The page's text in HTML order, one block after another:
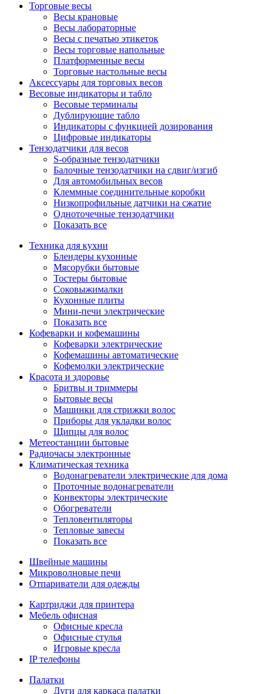
Торговые весы
Весы крановые
Весы лабораторные
Весы с печатью этикеток
Весы торговые напольные
Платформенные весы
Торговые настольные весы
Аксессуары для торговых весов
Весовые индикаторы и табло
Весовые терминалы
Дублирующие табло
Индикаторы с функцией дозирования
Цифровые индикаторы
Тензодатчики для весов
S-образные тензодатчики
Балочные тензодатчики на сдвиг/изгиб
Для автомобильных весов
Клеммные соединительные коробки
Низкопрофильные датчики на сжатие
Одноточечные тензодатчики
Показать все
Техника для кухни
Блендеры кухонные
Мясорубки бытовые
Тостеры бытовые
Соковыжималки
Кухонные плиты
Мини-печи электрические
Показать все
Кофеварки и кофемашины
Кофеварки электрические
Кофемашины автоматические
Кофемолки электрические
Красота и здоровье
Бритвы и триммеры
Бытовые весы
Машинки для стрижки волос
Приборы для укладки волос
Щипцы для волос
Метеостанции бытовые
Радиочасы электронные
Климатическая техника
Водонагреватели электрические для дома
Проточные водонагреватели
Конвекторы электрические
Обогреватели
Тепловентиляторы
Тепловые завесы
Показать все
Швейные машины
Микроволновые печи
Отпариватели для одежды
Картриджи для принтера
Мебель офисная
Офисные кресла
Офисные стулья
Игровые кресла
IP телефоны
Палатки
Дуги для каркаса палатки